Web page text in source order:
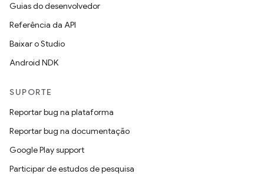
Guias do desenvolvedor
Referência da API
Baixar o Studio
Android NDK
SUPORTE
Reportar bug na plataforma
Reportar bug na documentação
Google Play support
Participar de estudos de pesquisa